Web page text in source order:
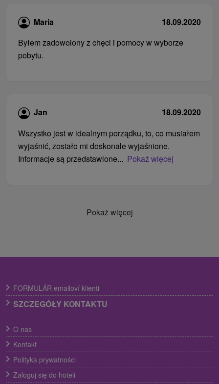
Maria
18.09.2020
Byłem zadowolony z chęci i pomocy w wyborze
pobytu.
Jan
18.09.2020
Wszystko jest w idealnym porządku, to, co musiałem
wyjaśnić, zostało mi doskonale wyjaśnione.
Informacje są przedstawione... Pokaż więcej
Pokaż więcej
FORMULÁR emailoví klienti
SZCZEGÓŁY KONTAKTU
O nas
Kontakt
Polityka prywatności
Zaloguj się do hoteli